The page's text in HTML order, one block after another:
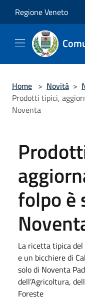
Regione Veneto
Home > Novità >
Prodotti tipici,
Noventa
folpo è
La ricetta tipica
e un bicchiere di
solo di Noventa
dell’Agricoltura,
Foreste